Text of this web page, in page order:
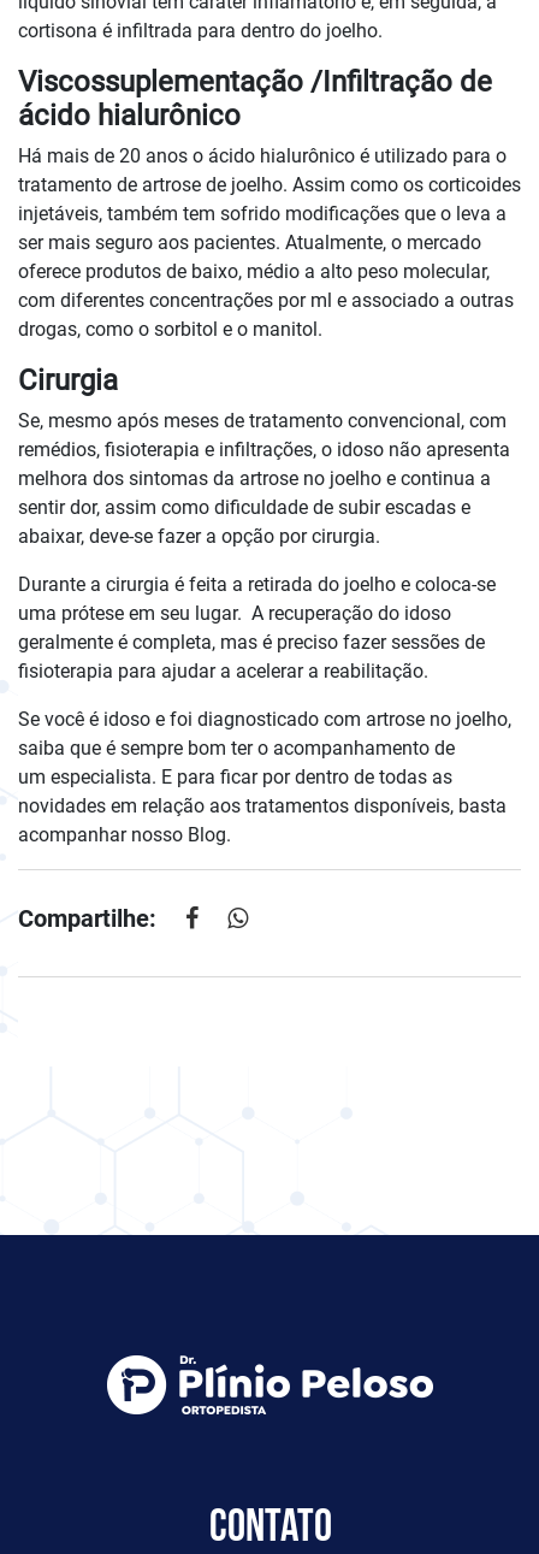
cortisona é infiltrada para dentro do joelho.
Viscossuplementação /Infiltração de
ácido hialurônico
Há mais de 20 anos o ácido hialurônico é utilizado para o
tratamento de artrose de joelho. Assim como os corticoides
injetáveis, também tem sofrido modificações que o leva a
ser mais seguro aos pacientes. Atualmente, o mercado
oferece produtos de baixo, médio a alto peso molecular,
com diferentes concentrações por ml e associado a outras
drogas, como o sorbitol e o manitol.
Cirurgia
Se, mesmo após meses de tratamento convencional, com
remédios, fisioterapia e infiltrações, o idoso não apresenta
melhora dos sintomas da artrose no joelho e continua a
sentir dor, assim como dificuldade de subir escadas e
abaixar, deve-se fazer a opção por cirurgia.
Durante a cirurgia é feita a retirada do joelho e coloca-se
uma prótese em seu lugar. A recuperação do idoso
geralmente é completa, mas é preciso fazer sessões de
fisioterapia para ajudar a acelerar a reabilitação.
Se você é idoso e foi diagnosticado com artrose no joelho,
saiba que é sempre bom ter o acompanhamento de
um especialista. E para ficar por dentro de todas as
novidades em relação aos tratamentos disponíveis, basta
acompanhar nosso Blog.
Compartilhe:
Contato